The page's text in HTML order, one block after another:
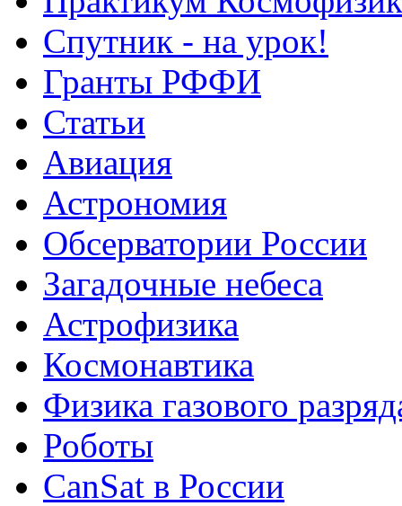
Спутник - на урок!
Гранты РФФИ
Статьи
Авиация
Астрономия
Обсерватории России
Загадочные небеса
Астрофизика
Космонавтика
Физика газового
Роботы
CanSat в России